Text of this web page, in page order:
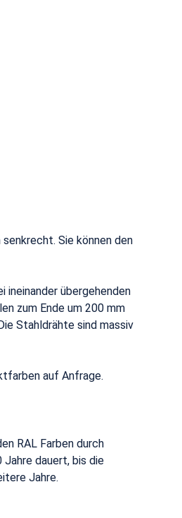
Sie können den
ineinander übergehenden
zum Ende um 200 mm
Stahldrähte sind massiv
auf Anfrage.
RAL Farben durch
dauert, bis die
Jahre.